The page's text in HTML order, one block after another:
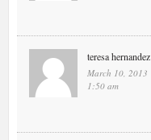
teresa hernandez
March 10, 2013
1:50 am